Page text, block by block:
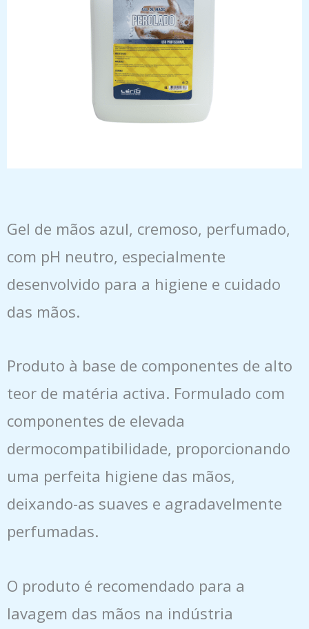
Gel de mãos azul, cremoso, perfumado,
com pH neutro, especialmente
desenvolvido para a higiene e cuidado
das mãos.
Produto à base de componentes de alto
teor de matéria activa. Formulado com
componentes de elevada
dermocompatibilidade, proporcionando
uma perfeita higiene das mãos,
deixando-as suaves e agradavelmente
perfumadas.
O produto é recomendado para a
lavagem das mãos na indústria